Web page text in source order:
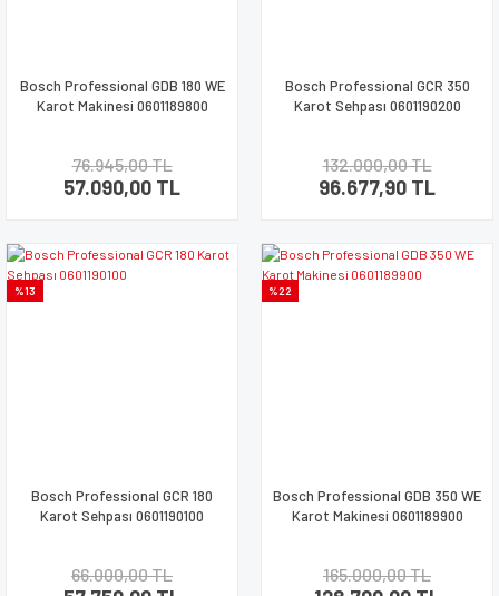
Bosch Professional GDB 180 WE
Karot Makinesi 0601189800
76.945,00 TL
57.090,00 TL
Bosch Professional GCR 350
Karot Sehpası 0601190200
132.000,00 TL
96.677,90 TL
%13
Bosch Professional GCR 180
Karot Sehpası 0601190100
66.000,00 TL
%22
Bosch Professional GDB 350 WE
Karot Makinesi 0601189900
165.000,00 TL